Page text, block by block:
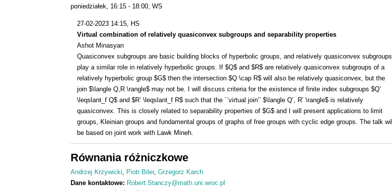
poniedziałek 16:15 18:00 WS
27-02-2023 14:15, HS
Virtual combination of relatively quasiconvex subgroups and separability properties
Ashot Minasyan
Quasiconvex subgroups are basic building blocks of hyperbolic groups, and relatively quasiconvex subgroups
play a similar role in relatively hyperbolic groups. If $Q$ and $R$ are relatively quasiconvex subgroups of a
relatively hyperbolic group $G$ then the intersection $Q \cap R$ will also be relatively quasiconvex, but the
join $\langle Q,R \rangle$ may not be. I will discuss criteria for the existence of finite index subgroups $Q’
\leqslant_f Q$ and $R’ \leqslant_f R$ such that the ``virtual join’’ $\langle Q’, R’ \rangle$ is relatively
quasiconvex. This is closely related to separability properties of $G$ and I will present applications to limit
groups, Kleinian groups and fundamental groups of graphs of free groups with cyclic edge groups. The talk will
be based on joint work with Lawk Mineh.
Równania różniczkowe
Andrzej Krzywicki Piotr Biler Grzegorz Karch
Dane kontaktowe: Robert.Stanczy@math.uni.wroc.pl